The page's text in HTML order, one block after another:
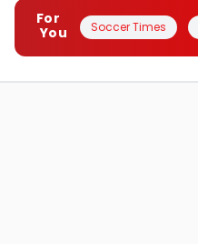
For
You
Soccer Times